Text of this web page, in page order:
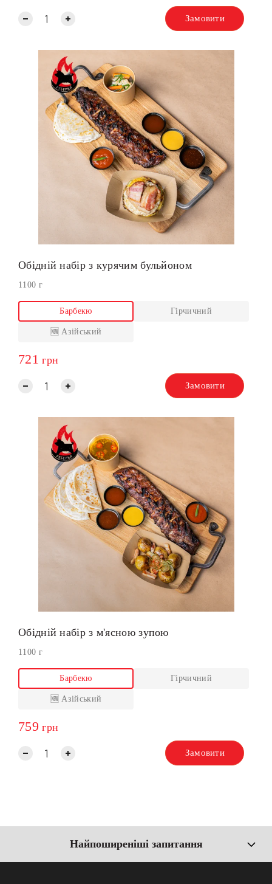
Замовити
Обідній набір з курячим бульйоном
1100 г
Барбекю Гірчичний
🆕 Азійський
721 грн
Замовити
Обідній набір з м'ясною зупою
1100 г
Барбекю Гірчичний
🆕 Азійський
759 грн
Замовити
Найпоширеніші запитання